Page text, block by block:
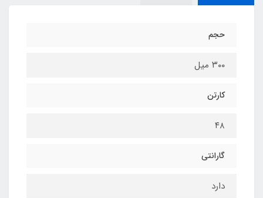
حجم
۳۰۰ میل
کارتن
۴۸
گارانتی
دارد